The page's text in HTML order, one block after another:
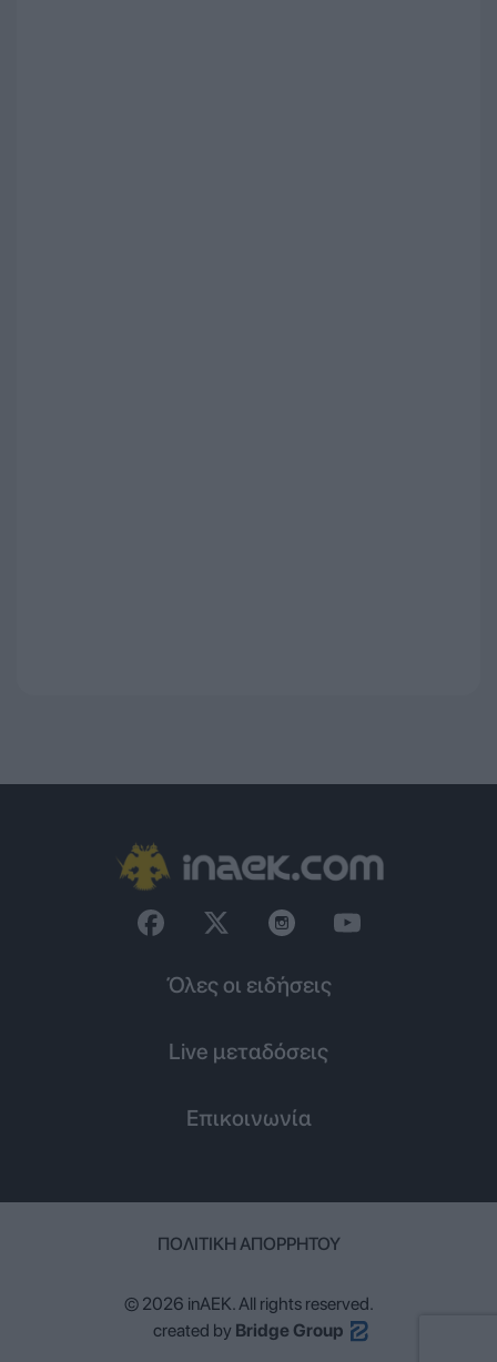
Όλες οι ειδήσεις
Live μεταδόσεις
Επικοινωνία
ΠΟΛΙΤΙΚΉ ΑΠΟΡΡΉΤΟΥ
© 2026 inAEK. All rights reserved.
created by Bridge Group